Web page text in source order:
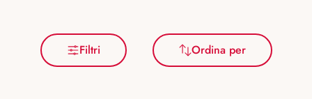
Filtri Ordina per